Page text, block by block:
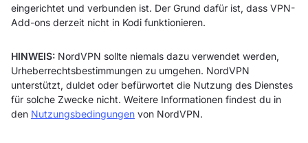
eingerichtet und verbunden ist. Der Grund dafür ist, dass VPN-
Add-ons derzeit nicht in Kodi funktionieren.
HINWEIS: NordVPN sollte niemals dazu verwendet werden,
Urheberrechtsbestimmungen zu umgehen. NordVPN
unterstützt, duldet oder befürwortet die Nutzung des Dienstes
für solche Zwecke nicht. Weitere Informationen findest du in
den Nutzungsbedingungen von NordVPN.